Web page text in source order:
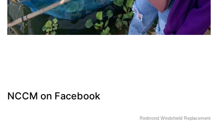
NCCM on Facebook
Redmond Windshield Replacement